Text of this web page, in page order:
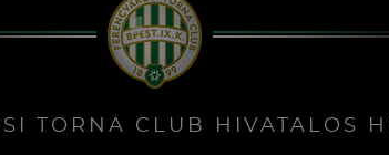
TORNA CLUB HIVATALOS